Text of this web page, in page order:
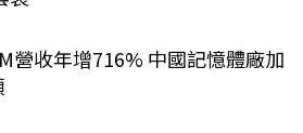
營收年增716% 中國記憶體廠加